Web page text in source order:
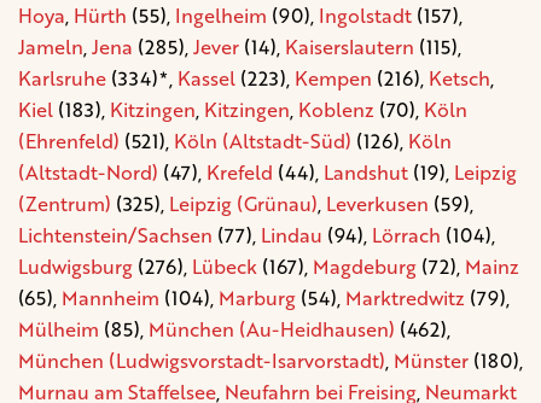
Hoya, Hürth (55), Ingelheim (90), Ingolstadt (157),
Jameln,Jena (285),Jever (14), Kaiserslautern (115),
Karlsruhe (334)*, Kassel (223), Kempen (216), Ketsch,
Kiel (183), Kitzingen, Kitzingen, Koblenz (70), Köln
(Ehrenfeld) (521), Köln (Altstadt-Süd) (126), Köln
(Altstadt-Nord) (47), Krefeld (44), Landshut (19), Leipzig
(Zentrum) (325), Leipzig (Grünau), Leverkusen (59),
Lichtenstein/Sachsen (77), Lindau (94), Lörrach (104),
Ludwigsburg (276), Lübeck (167), Magdeburg (72), Mainz
(65), Mannheim (104), Marburg (54), Marktredwitz (79),
Mülheim (85), München (Au-Heidhausen) (462),
München (Ludwigsvorstadt-Isarvorstadt), Münster (180),
Murnau am Staffelsee, Neufahrn bei Freising, Neumarkt